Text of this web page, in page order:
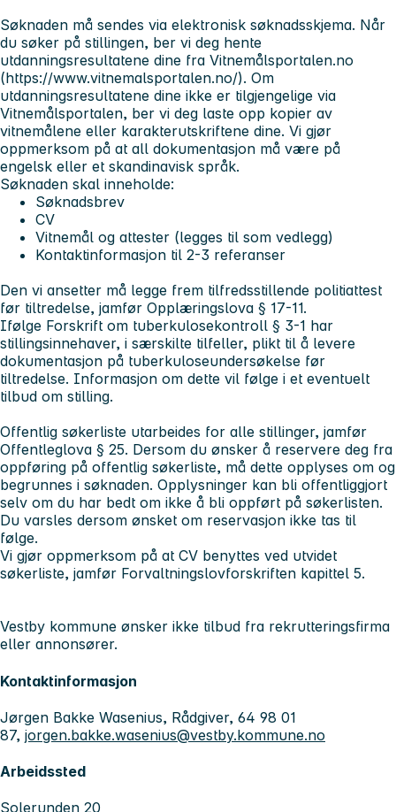
Søknaden må sendes via elektronisk søknadsskjema. Når
du søker på stillingen, ber vi deg hente
utdanningsresultatene dine fra Vitnemålsportalen.no
(https://www.vitnemalsportalen.no/). Om
utdanningsresultatene dine ikke er tilgjengelige via
Vitnemålsportalen, ber vi deg laste opp kopier av
vitnemålene eller karakterutskriftene dine. Vi gjør
oppmerksom på at all dokumentasjon må være på
engelsk eller et skandinavisk språk.
Søknaden skal inneholde:
Søknadsbrev
CV
Vitnemål og attester (legges til som vedlegg)
Kontaktinformasjon til 2-3 referanser
Den vi ansetter må legge frem tilfredsstillende politiattest
før tiltredelse, jamfør Opplæringslova § 17-11.
Ifølge Forskrift om tuberkulosekontroll § 3-1 har
stillingsinnehaver, i særskilte tilfeller, plikt til å levere
dokumentasjon på tuberkuloseundersøkelse før
tiltredelse. Informasjon om dette vil følge i et eventuelt
tilbud om stilling.
Offentlig søkerliste utarbeides for alle stillinger, jamfør
Offentleglova § 25. Dersom du ønsker å reservere deg fra
oppføring på offentlig søkerliste, må dette opplyses om og
begrunnes i søknaden. Opplysninger kan bli offentliggjort
selv om du har bedt om ikke å bli oppført på søkerlisten.
Du varsles dersom ønsket om reservasjon ikke tas til
følge.
Vi gjør oppmerksom på at CV benyttes ved utvidet
søkerliste, jamfør Forvaltningslovforskriften kapittel 5.
Vestby kommune ønsker ikke tilbud fra rekrutteringsfirma
eller annonsører.
Kontaktinformasjon
Jørgen Bakke Wasenius, Rådgiver, 64 98 01
87, jorgen.bakke.wasenius@vestby.kommune.no
Arbeidssted
Solerunden 20